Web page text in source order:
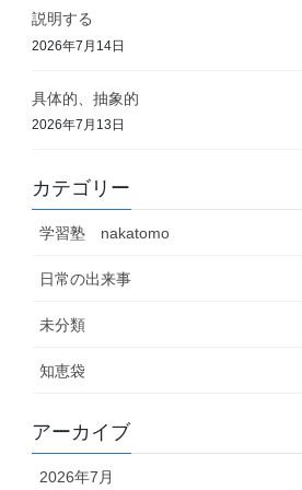
説明する
2026年7月14日
具体的、抽象的
2026年7月13日
カテゴリー
学習塾 nakatomo
日常の出来事
未分類
知恵袋
アーカイブ
2026年7月